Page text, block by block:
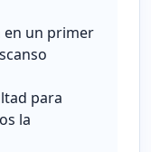
en un primer
para
la